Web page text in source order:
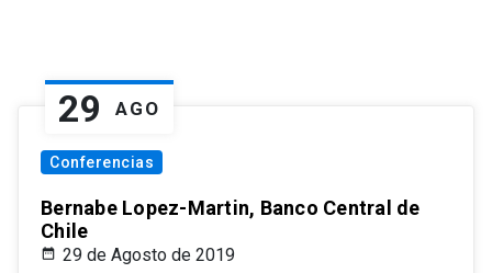
29 AGO
Conferencias
Bernabe Lopez-Martin, Banco Central de
Chile
29 de Agosto de 2019